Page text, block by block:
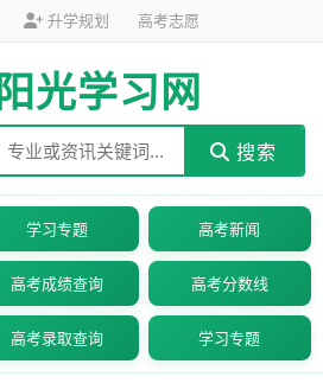
升学规划 高考志愿
阳光学习网
搜索
学习专题 高考新闻
高考成绩查询 高考分数线
高考录取查询 学习专题